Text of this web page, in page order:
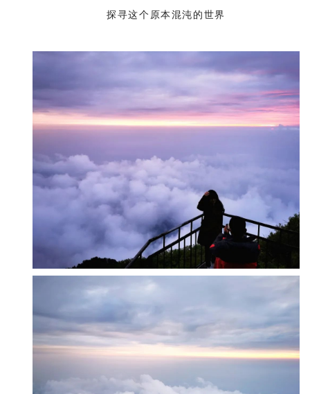
探寻这个原本混沌的世界